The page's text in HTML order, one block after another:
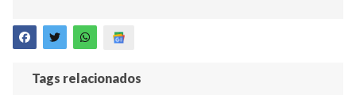
Tags relacionados